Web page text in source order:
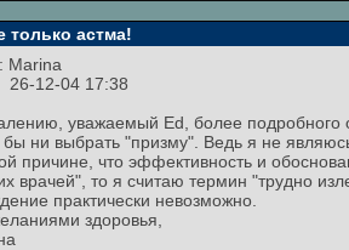
только астма!
Marina
26-12-04 17:38
уважаемый Ed, более подробного
бы ни выбрать "призму". Ведь я не
причине, что эффективность и
врачей", то я считаю термин "трудно
практически невозможно.
здоровья,